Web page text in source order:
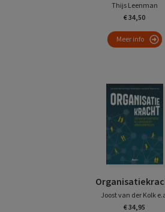
Thijs Leenman
€ 34,50
Meer info
Joost van der Kolk
€ 34,95